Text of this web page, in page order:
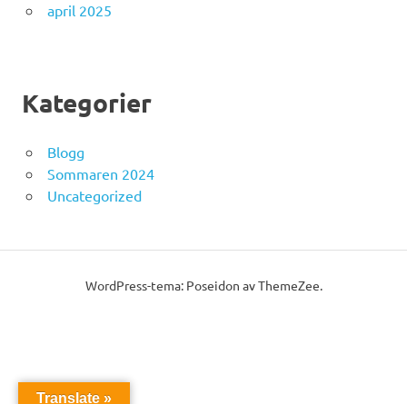
april 2025
Kategorier
Blogg
Sommaren 2024
Uncategorized
WordPress-tema: Poseidon av ThemeZee.
Translate »